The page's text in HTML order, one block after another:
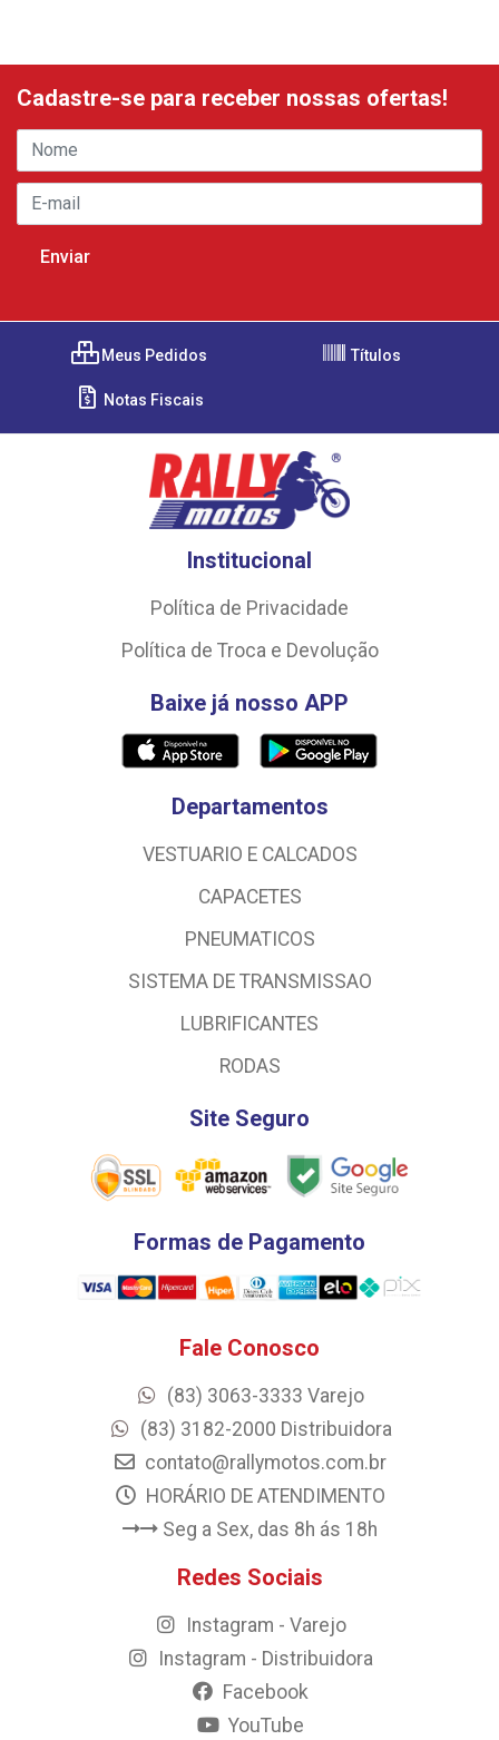
Cadastre-se para receber nossas ofertas!
Meus Pedidos Títulos
Notas Fiscais
Institucional
Política de Privacidade
Política de Troca e Devolução
Baixe já nosso APP
Departamentos
VESTUARIO E CALCADOS
CAPACETES
PNEUMATICOS
SISTEMA DE TRANSMISSAO
LUBRIFICANTES
RODAS
Site Seguro
Formas de Pagamento
Fale Conosco
(83) 3063-3333 Varejo
(83) 3182-2000 Distribuidora
contato@rallymotos.com.br
HORÁRIO DE ATENDIMENTO
Seg a Sex, das 8h ás 18h
Redes Sociais
Instagram - Varejo
Instagram - Distribuidora
Facebook
YouTube